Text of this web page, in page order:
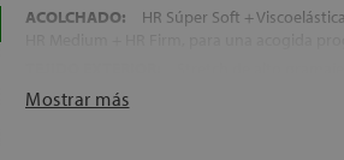
ACOLCHADO:
HR Súper Soft +
impide la adhesión de virus, bacterias y
higiénico y saludable
Mostrar más